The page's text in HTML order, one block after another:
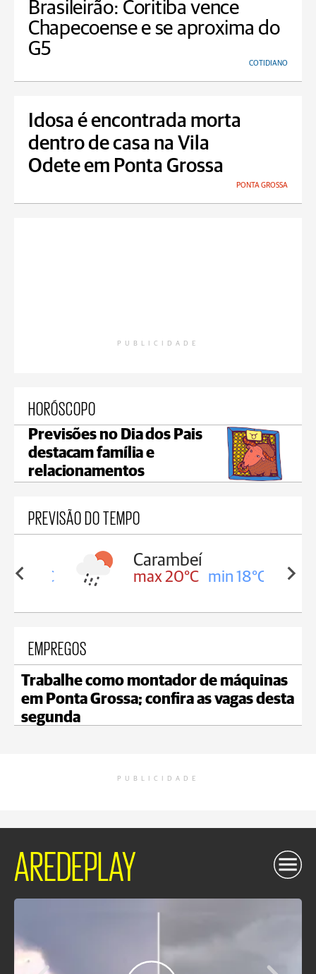
Brasileirão: Coritiba vence
Chapecoense e se aproxima do
G5
COTIDIANO
Idosa é encontrada morta
dentro de casa na Vila
Odete em Ponta Grossa
PONTA GROSSA
PUBLICIDADE
HORÓSCOPO
Previsões no Dia dos Pais
destacam família e
relacionamentos
PREVISÃO DO TEMPO
18°C
Carambeí
max 20°C min 18°C
EMPREGOS
Trabalhe como montador de máquinas
em Ponta Grossa; confira as vagas desta
segunda
PUBLICIDADE
AREDEPLAY